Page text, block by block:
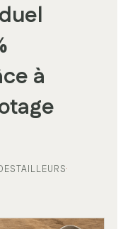
à
·